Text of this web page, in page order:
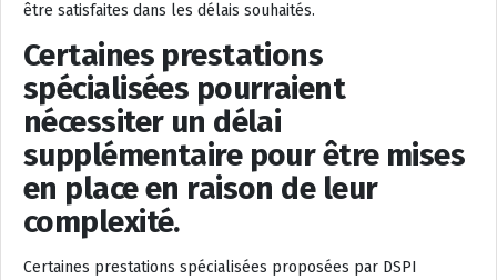
être satisfaites dans les délais souhaités.
Certaines prestations
spécialisées pourraient
nécessiter un délai
supplémentaire pour être mises
en place en raison de leur
complexité.
Certaines prestations spécialisées proposées par DSPI